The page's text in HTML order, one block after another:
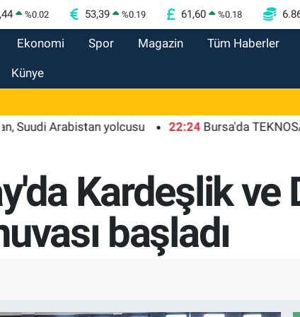
%0.02 53,39 %0.19 61,60 %0.18
Ekonomi Spor Magazin Tüm Haberler
Künye
Arabistan yolcusu 22:24 Bursa'da TEKNOSAB
Kardeşlik ve
başladı